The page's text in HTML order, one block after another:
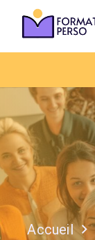
Accueil